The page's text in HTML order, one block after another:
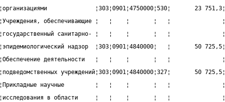
¦организациями              ¦303¦0901¦4750000¦530¦       23 751,3¦
¦Учреждения, обеспечивающие ¦   ¦    ¦       ¦   ¦               ¦
¦государственный санитарно- ¦   ¦    ¦       ¦   ¦               ¦
¦эпидемиологический надзор  ¦303¦0901¦4840000¦   ¦       50 725,5¦
¦Обеспечение деятельности   ¦   ¦    ¦       ¦   ¦               ¦
¦подведомственных учреждений¦303¦0901¦4840000¦327¦       50 725,5¦
¦Прикладные научные         ¦   ¦    ¦       ¦   ¦               ¦
¦исследования в области     ¦   ¦    ¦       ¦   ¦               ¦